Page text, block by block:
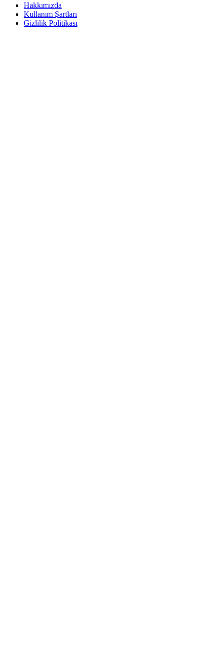
Hakkımızda
Kullanım Şartları
Gizlilik Politikası